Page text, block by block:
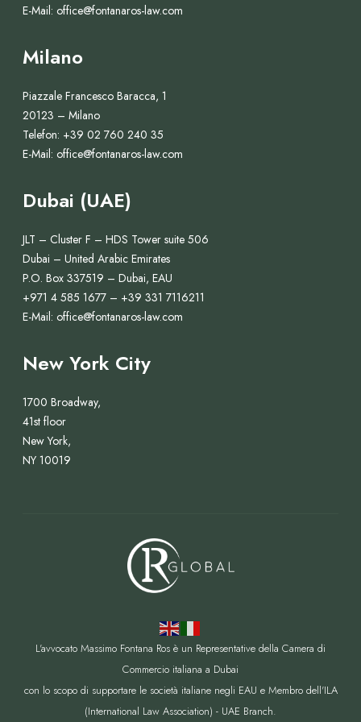
a
p
e
r
u
c
t
t
a
d
n
o
s
t
r
a
R
A
I
S
U
E
R
B
O
N
U
S
1
%
E-Mail: office@fontanaros-law.com
Milano
Piazzale Francesco Baracca, 1
20123 – Milano
Telefon: +39 02 760 240 35
E-Mail: office@fontanaros-law.com
Dubai (UAE)
JLT – Cluster F – HDS Tower suite 506
Dubai – United Arabic Emirates
P.O. Box 337519 – Dubai, EAU
+971 4 585 1677 – +39 331 7116211
E-Mail: office@fontanaros-law.com
New York City
1700 Broadway,
41st floor
New York,
NY 10019
L'avvocato Massimo Fontana Ros è un Representative della Camera di
Commercio italiana a Dubai
con lo scopo di supportare le società italiane negli EAU e Membro dell'ILA
(International Law Association) - UAE Branch.